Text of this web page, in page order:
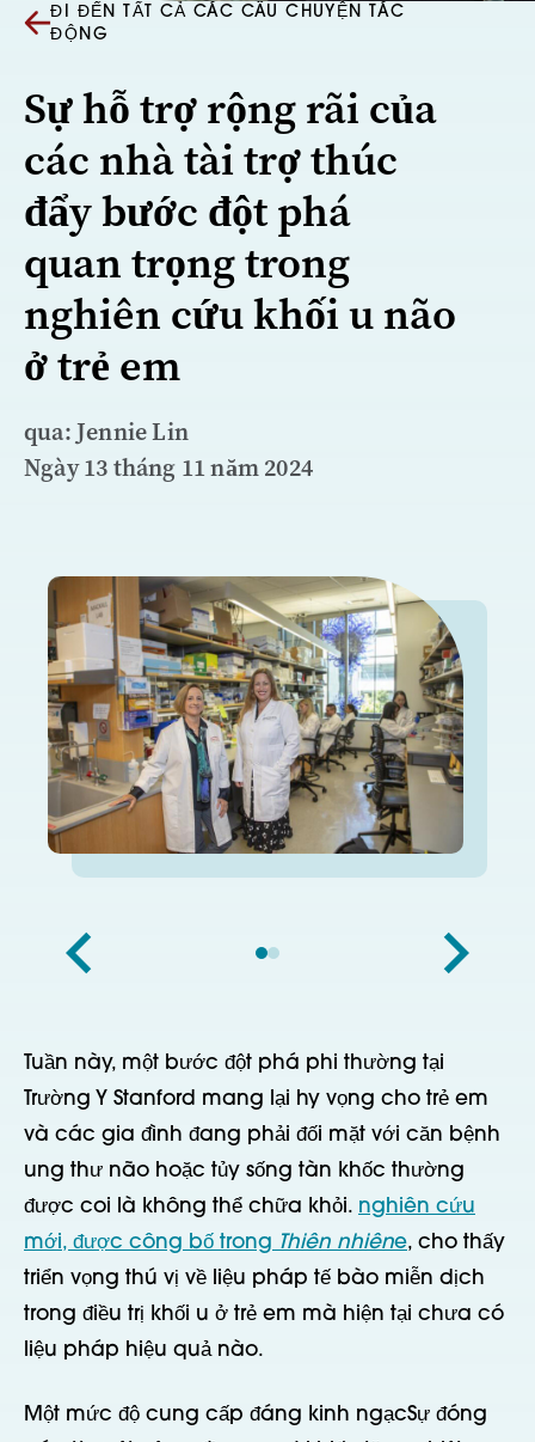
ĐI ĐẾN TẤT CẢ CÁC CÂU CHUYỆN TÁC
ĐỘNG
Sự hỗ trợ rộng rãi của
các nhà tài trợ thúc
đẩy bước đột phá
quan trọng trong
nghiên cứu khối u não
ở trẻ em
qua: Jennie Lin
Ngày 13 tháng 11 năm 2024
Tuần này, một bước đột phá phi thường tại
Trường Y Stanford mang lại hy vọng cho trẻ em
và các gia đình đang phải đối mặt với căn bệnh
ung thư não hoặc tủy sống tàn khốc thường
được coi là không thể chữa khỏi. nghiên cứu
mới, được công bố trong Thiên nhiêne, cho thấy
triển vọng thú vị về liệu pháp tế bào miễn dịch
trong điều trị khối u ở trẻ em mà hiện tại chưa có
liệu pháp hiệu quả nào.
Một mức độ cung cấp đáng kinh ngạcSự đóng